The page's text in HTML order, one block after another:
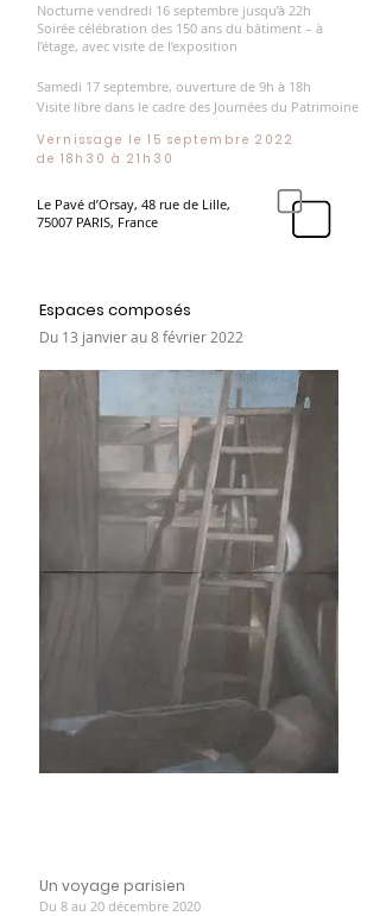
Nocturne vendredi 16 septembre jusqu’à 22h
Soirée célébration des 150 ans du bâtiment – à
l’étage, avec visite de l’exposition
Samedi 17 septembre, ouverture de 9h à 18h
Visite libre dans le cadre des Journées du Patrimoine
Vernissage le 15 septembre 2022
de 18h30 à 21h30
Le Pavé d’Orsay, 48 rue de Lille,
75007 PARIS, France
Espaces composés
Du 13 janvier au 8 février 2022
Un voyage parisien
Du 8 au 20 décembre 2020